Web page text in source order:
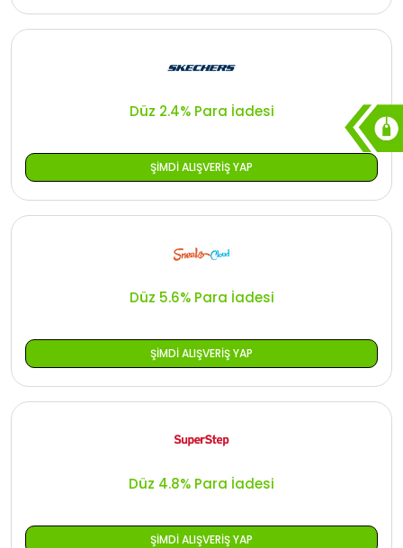
Düz 2.4% Para İadesi
ŞIMDI ALIŞVERIŞ YAP
Düz 5.6% Para İadesi
ŞIMDI ALIŞVERIŞ YAP
Düz 4.8% Para İadesi
ŞIMDI ALIŞVERIŞ YAP